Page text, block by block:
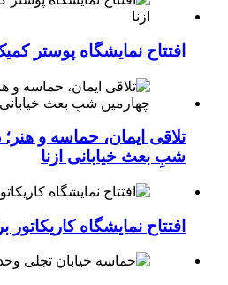
افتتاح نمایشگاه پوستر
تلاقی ایمان، حماسه و
شبِ بعث خیابانی ازنا
افتتاح نمایشگاه